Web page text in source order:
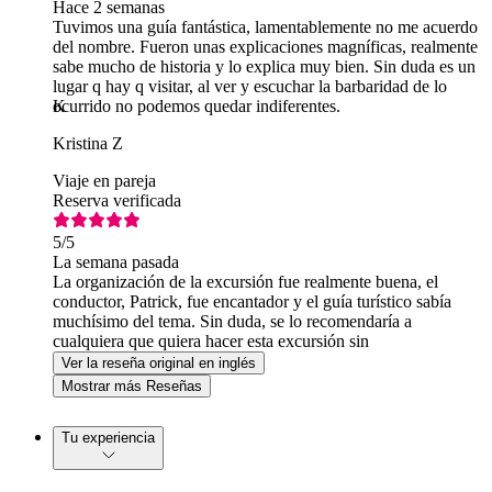
Hace 2 semanas
Tuvimos una guía fantástica, lamentablemente no me acuerdo
del nombre. Fueron unas explicaciones magníficas, realmente
sabe mucho de historia y lo explica muy bien. Sin duda es un
lugar q hay q visitar, al ver y escuchar la barbaridad de lo
ocurrido no podemos quedar indiferentes.
K
Kristina Z
Viaje en pareja
Reserva verificada
5/5
La semana pasada
La organización de la excursión fue realmente buena, el
conductor, Patrick, fue encantador y el guía turístico sabía
muchísimo del tema. Sin duda, se lo recomendaría a
cualquiera que quiera hacer esta excursión sin
complicaciones.
Ver la reseña original en inglés
Mostrar más Reseñas
Tu experiencia